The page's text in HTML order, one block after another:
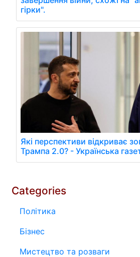
гірки".
Які перспективи відкриває
Трампа 2.0? - Українська
Categories
Політика
Бізнес
Мистецтво та розваги